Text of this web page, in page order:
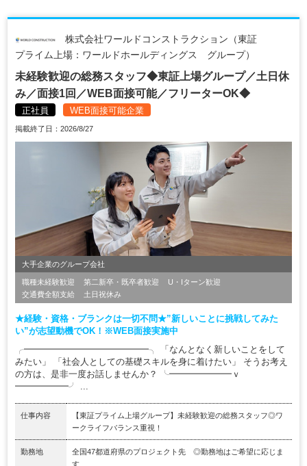
株式会社ワールドコンストラクション（東証
プライム上場：ワールドホールディングス グループ）
未経験歓迎の総務スタッフ◆東証上場グループ／土日休
み／面接1回／WEB面接可能／フリーターOK◆
正社員 WEB面接可能企業
掲載終了日：2026/8/27
大手企業のグループ会社
職種未経験歓迎 第二新卒・既卒者歓迎
U・Iターン歓迎
交通費全額支給
土日祝休み
★経験・資格・ブランクは一切不問★”新しいことに挑戦してみた
い”が志望動機でOK！※WEB面接実施中
╭━━━━━━━━━━━━━━╮ 「なんとなく新しいことをして
みたい」 「社会人としての基礎スキルを身に着けたい」 そうお考え
の方は、是非一度お話しませんか？ ╰━━━━━━━ｖ
━━━━━━╯ ...
仕事内容
【東証プライム上場グループ】未経験歓迎の総務スタッフ◎ワ
ークライフバランス重視！
勤務地
全国47都道府県のプロジェクト先 ◎勤務地はご希望に応じま
す